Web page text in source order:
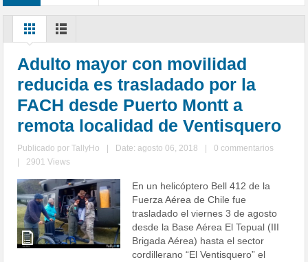
Adulto mayor con movilidad
reducida es trasladado por la
FACH desde Puerto Montt a
remota localidad de Ventisquero
Publicado porTallyHo Date: agosto 06, 2018
0 commentarios
2901 Views
En un helicóptero Bell 412 de la
Fuerza Aérea de Chile fue
trasladado el viernes 3 de agosto
desde la Base Aérea El Tepual (III
Brigada Aérea) hasta el sector
cordillerano “El Ventisquero” el